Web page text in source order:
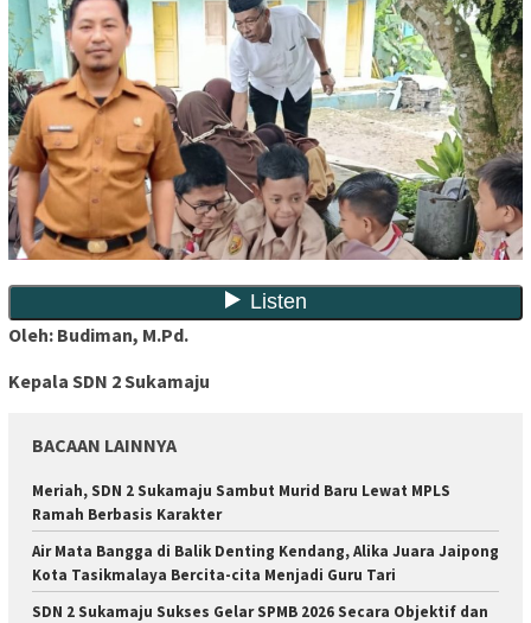
Oleh: Budiman, M.Pd.
Kepala SDN 2 Sukamaju
BACAAN LAINNYA
Meriah, SDN 2 Sukamaju Sambut Murid Baru Lewat MPLS
Ramah Berbasis Karakter
Air Mata Bangga di Balik Denting Kendang, Alika Juara Jaipong
Kota Tasikmalaya Bercita-cita Menjadi Guru Tari
SDN 2 Sukamaju Sukses Gelar SPMB 2026 Secara Objektif dan